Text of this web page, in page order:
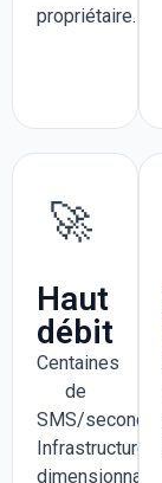
propriétaire.
🚀
Haut
débit
Centaines
de
SMS/seconde.
Infrastructure
dimensionnable